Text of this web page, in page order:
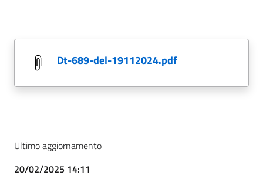
dt-689-del-19112024.pdf
Ultimo aggiornamento
20/02/2025 14:11